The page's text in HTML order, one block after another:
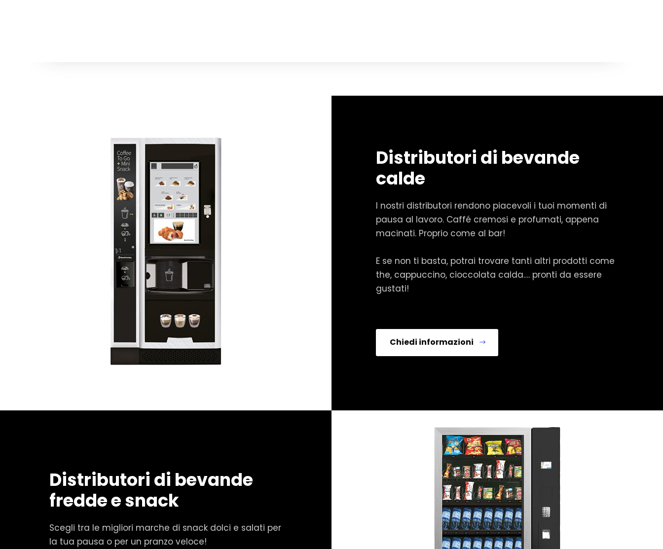
Distributori di bevande
calde
I nostri distributori rendono piacevoli i tuoi momenti di
pausa al lavoro. Caffé cremosi e profumati, appena
macinati. Proprio come al bar!
E se non ti basta, potrai trovare tanti altri prodotti come
the, cappuccino, cioccolata calda…. pronti da essere
gustati!
Chiedi informazioni
Distributori di bevande
fredde e snack
Scegli tra le migliori marche di snack dolci e salati per
la tua pausa o per un pranzo veloce!